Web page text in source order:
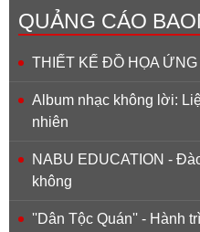
QUẢNG CÁO
THIẾT KẾ ĐỒ HỌA ỨNG
Album nhạc không lời:
nhiên
NABU EDUCATION -
không
''Dân Tộc Quán'' - Hành